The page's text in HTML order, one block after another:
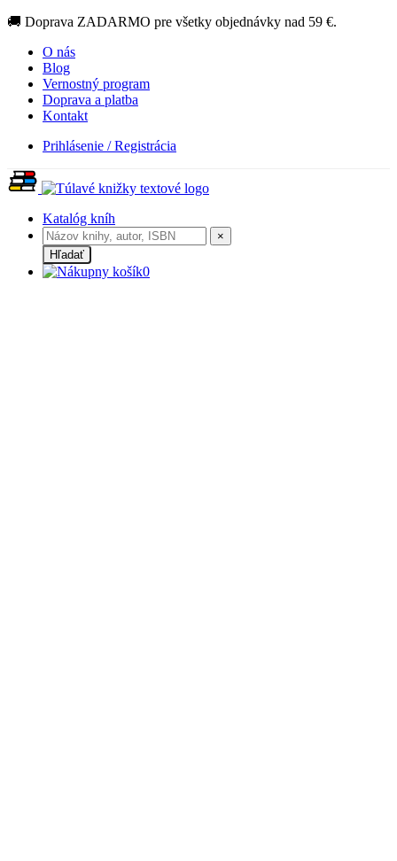
🚚 Doprava ZADARMO pre všetky objednávky nad 59 €.
O nás
Blog
Vernostný program
Doprava a platba
Kontakt
Prihlásenie / Registrácia
Katalóg kníh
×
Hľadať
0